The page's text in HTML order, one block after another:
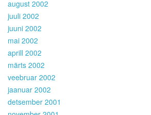
august 2002
juuli 2002
juuni 2002
mai 2002
aprill 2002
märts 2002
veebruar 2002
jaanuar 2002
detsember 2001